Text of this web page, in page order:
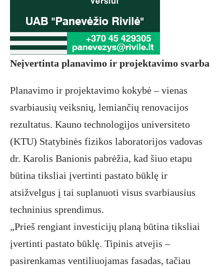
Neįvertinta planavimo ir projektavimo svarba
Planavimo ir projektavimo kokybė – vienas
svarbiausių veiksnių, lemiančių renovacijos
rezultatus. Kauno technologijos universiteto
(KTU) Statybinės fizikos laboratorijos vadovas
dr. Karolis Banionis pabrėžia, kad šiuo etapu
būtina tiksliai įvertinti pastato būklę ir
atsižvelgus į tai suplanuoti visus svarbiausius
techninius sprendimus.
„Prieš rengiant investicijų planą būtina tiksliai
įvertinti pastato būklę. Tipinis atvejis –
pasirenkamas ventiliuojamas fasadas, tačiau